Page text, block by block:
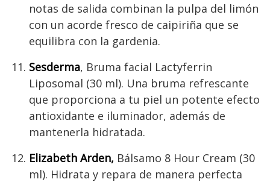
notas de salida combinan la pulpa del limón
con un acorde fresco de caipiriña que se
equilibra con la gardenia.
Sesderma, Bruma facial Lactyferrin
Liposomal (30 ml). Una bruma refrescante
que proporciona a tu piel un potente efecto
antioxidante e iluminador, además de
mantenerla hidratada.
Elizabeth Arden, Bálsamo 8 Hour Cream (30
ml). Hidrata y repara de manera perfecta